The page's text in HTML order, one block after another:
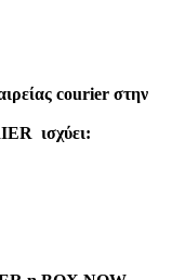
courier στην
ισχύει: